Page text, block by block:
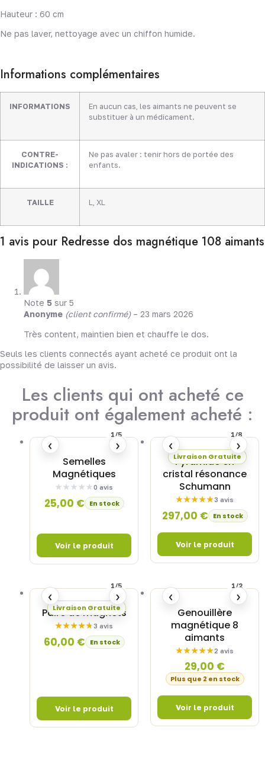
Hauteur : 60 cm
Ne pas laver, nettoyage avec un chiffon humide.
Informations complémentaires
INFORMATIONS
En aucun cas, les aimants ne peuvent se
substituer à un médicament.
CONTRE-
INDICATIONS :
Ne pas avaler : tenir hors de portée des
enfants.
TAILLE L, XL
1 avis pour Redresse dos magnétique 108 aimants
Note 5 sur 5
Anonyme (client confirmé) – 23 mars 2026
Très content, maintien bien et chauffe le dos.
Seuls les clients connectés ayant acheté ce produit ont la
possibilité de laisser un avis.
Les clients qui ont acheté ce
produit ont également acheté :
Semelles
Magnétiques
0 avis
25,00 € En stock
‹ ›
1/5
Pyramide en
cristal résonance
Schumann
3 avis
297,00 € En stock
Livraison Gratuite
‹ ›
1/8
Paire de magnets
3 avis
60,00 € En stock
Livraison Gratuite
‹ ›
1/5
Genouillère
magnétique 8
aimants
2 avis
29,00 €
Plus que 2 en stock
‹ ›
1/2